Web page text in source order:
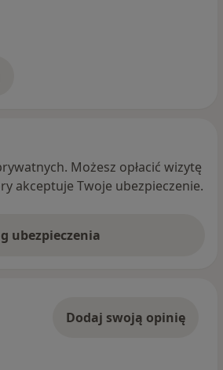
Możesz opłacić wizytę
akceptuje Twoje ubezpieczenie.
ubezpieczenia
Dodaj swoją opinię